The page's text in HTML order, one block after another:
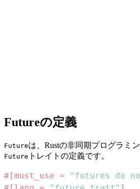
Futureの定義
Futureは、Rustの非同期プログラミ
Future トレイトの定義です。
#[must_use =
"futures do